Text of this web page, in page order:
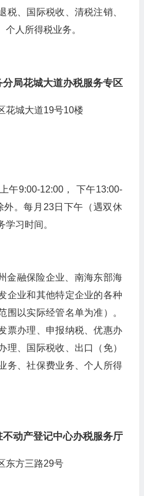
税、国际税收、清税注销、
人所得税业务。
局花城大道办税服务专区
花城大道19号10楼
午9:00-12:00， 下午13:00-
外。每月23日下午（遇双休
学习时间。
金融保险企业、南海东部海
企业和其他特定企业的各种
围以实际经管名单为准）。
票办理、申报纳税、优惠办
理、国际税收、出口（免）
务、社保费业务、个人所得
动产登记中心办税服务厅
东方三路29号